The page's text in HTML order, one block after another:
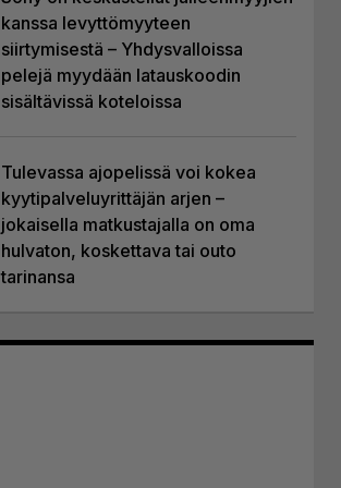
kanssa levyttömyyteen
siirtymisestä – Yhdysvalloissa
pelejä myydään latauskoodin
sisältävissä koteloissa
Tulevassa ajopelissä voi kokea
kyytipalveluyrittäjän arjen –
jokaisella matkustajalla on oma
hulvaton, koskettava tai outo
tarinansa